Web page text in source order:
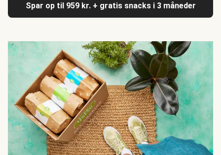
Spar op til 959 kr. + gratis snacks i 3 måneder